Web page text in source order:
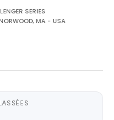
SERIES
MA - USA